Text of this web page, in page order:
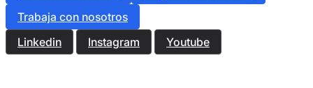
Trabaja con nosotros
Linkedin
Instagram Youtube